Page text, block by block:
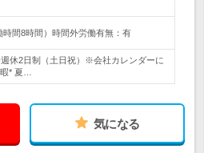
時間8時間）時間外労働有無：有
休2日制（土日祝）※会社カレンダーに
* 夏…
気になる